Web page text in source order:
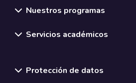
Nuestros programas
Servicios académicos
Protección de datos